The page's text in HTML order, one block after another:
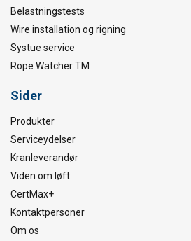
Belastningstests
Wire installation og rigning
Systue service
Rope Watcher TM
Sider
Produkter
Serviceydelser
Kranleverandør
Viden om løft
CertMax+
Kontaktpersoner
Om os